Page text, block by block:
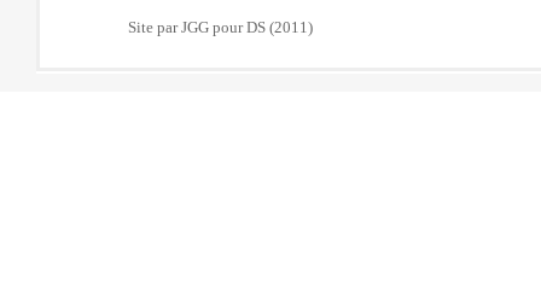
Site par JGG pour DS (2011)